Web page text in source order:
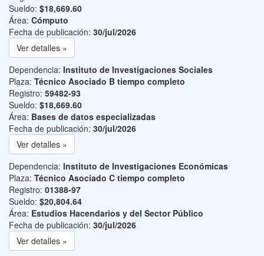
Sueldo: $18,669.60
Área: Cómputo
Fecha de publicación: 30/jul/2026
Ver detalles »
Dependencia: Instituto de Investigaciones Sociales
Plaza: Técnico Asociado B tiempo completo
Registro: 59482-93
Sueldo: $18,669.60
Área: Bases de datos especializadas
Fecha de publicación: 30/jul/2026
Ver detalles »
Dependencia: Instituto de Investigaciones Económicas
Plaza: Técnico Asociado C tiempo completo
Registro: 01388-97
Sueldo: $20,804.64
Área: Estudios Hacendarios y del Sector Público
Fecha de publicación: 30/jul/2026
Ver detalles »